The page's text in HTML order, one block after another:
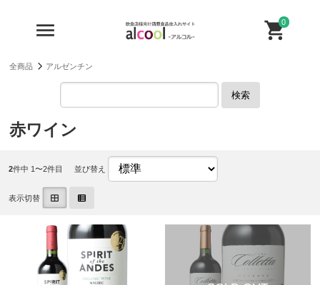
0
全商品 アルゼンチン
検索
赤ワイン
2件中 1〜2件目 並び替え
表示切替